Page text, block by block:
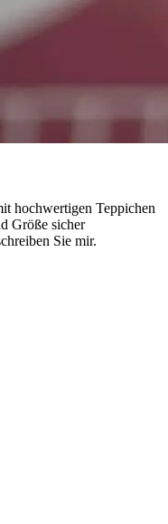
hochwertigen Teppichen
Größe sicher
Sie mir.